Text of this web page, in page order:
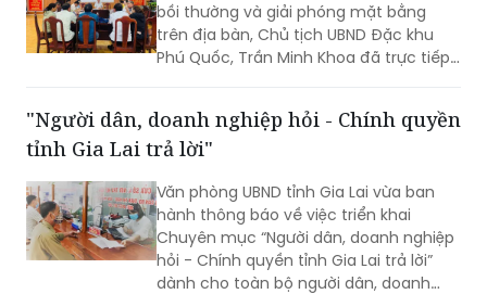
lắng nghe, giải đáp các kiến nghị của
người dân và đưa ra nhiều cam kết
nhằm bảo đảm tối đa quyền, lợi ích
"Người dân, doanh nghiệp hỏi - Chính quyền
Văn phòng UBND tỉnh Gia Lai vừa ban
hành thông báo về việc triển khai
Chuyên mục “Người dân, doanh nghiệp
hỏi - Chính quyền tỉnh Gia Lai trả lời”
dành cho toàn bộ người dân, doanh
nghiệp, nhà đầu tư và các cơ quan,
đơn vị, địa phương trên địa bàn. Dự kiến
Chương trình sẽ được triển khai trong
Quảng Trị thành lập đội hình tình nguyện